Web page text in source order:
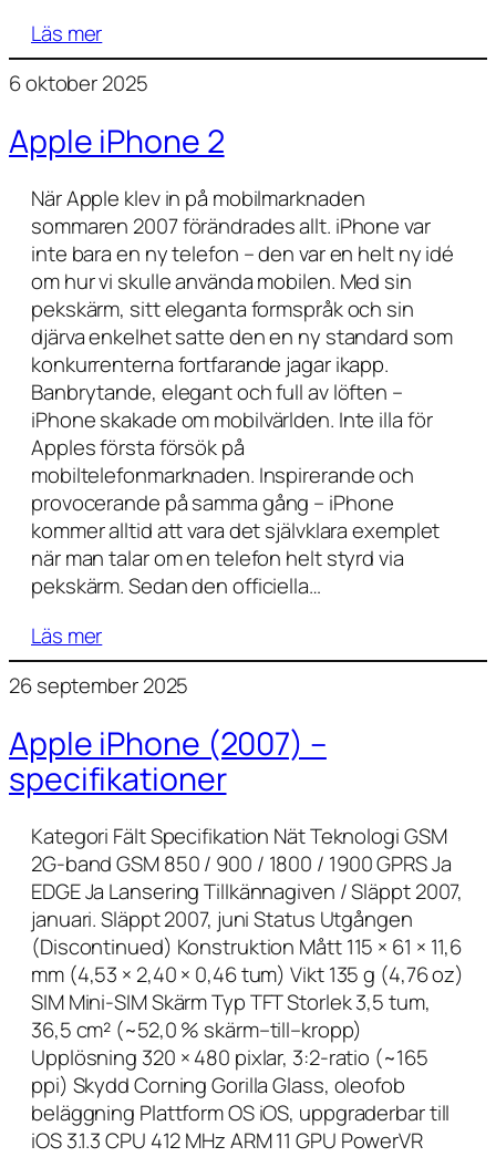
Läs mer
6 oktober 2025
Apple iPhone 2
När Apple klev in på mobilmarknaden
sommaren 2007 förändrades allt. iPhone var
inte bara en ny telefon – den var en helt ny idé
om hur vi skulle använda mobilen. Med sin
pekskärm, sitt eleganta formspråk och sin
djärva enkelhet satte den en ny standard som
konkurrenterna fortfarande jagar ikapp.
Banbrytande, elegant och full av löften –
iPhone skakade om mobilvärlden. Inte illa för
Apples första försök på
mobiltelefonmarknaden. Inspirerande och
provocerande på samma gång – iPhone
kommer alltid att vara det självklara exemplet
när man talar om en telefon helt styrd via
pekskärm. Sedan den officiella…
Läs mer
26 september 2025
Apple iPhone (2007) –
specifikationer
Kategori Fält Specifikation Nät Teknologi GSM
2G-band GSM 850 / 900 / 1800 / 1900 GPRS Ja
EDGE Ja Lansering Tillkännagiven / Släppt 2007,
januari. Släppt 2007, juni Status Utgången
(Discontinued) Konstruktion Mått 115 × 61 × 11,6
mm (4,53 × 2,40 × 0,46 tum) Vikt 135 g (4,76 oz)
SIM Mini-SIM Skärm Typ TFT Storlek 3,5 tum,
36,5 cm² (~52,0 % skärm–till–kropp)
Upplösning 320 × 480 pixlar, 3:2-ratio (~165
ppi) Skydd Corning Gorilla Glass, oleofob
beläggning Plattform OS iOS, uppgraderbar till
iOS 3.1.3 CPU 412 MHz ARM 11 GPU PowerVR